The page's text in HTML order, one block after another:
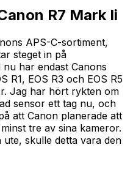
R7 Mark Ii
APS-C-sortiment,
steget in på
har endast Canons
R1, EOS R3 och EOS R5
Jag har hört rykten om
sensor ett tag nu, och
att Canon planerade att
tre av sina kameror.
ute, skulle detta vara den